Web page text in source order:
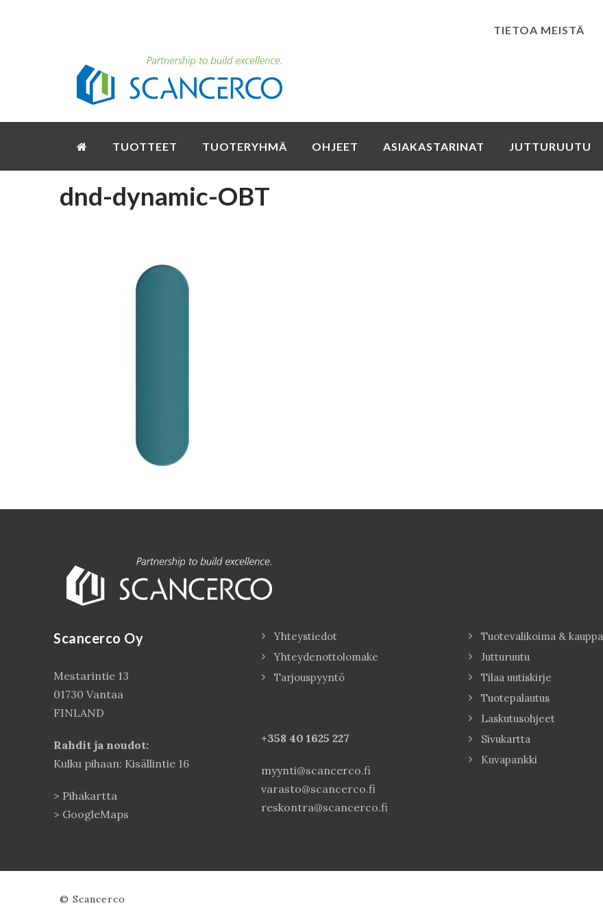
TIETOA MEISTÄ
TUOTTEET TUOTERYHMÄ OHJEET ASIAKASTARINAT JUTTURUUTU
dnd-dynamic-OBT
Scancerco Oy
Mestarintie 13
01730 Vantaa
FINLAND
Rahdit ja noudot:
Kulku pihaan: Kisällintie 16
> Pihakartta
> GoogleMaps
Yhteystiedot
Yhteydenottolomake
Tarjouspyyntö
+358 40 1625 227
myynti@scancerco.fi
varasto@scancerco.fi
reskontra@scancerco.fi
Tuotevalikoima & kauppa
Jutturuutu
Tilaa uutiskirje
Tuotepalautus
Laskutusohjeet
Sivukartta
Kuvapankki
© Scancerco